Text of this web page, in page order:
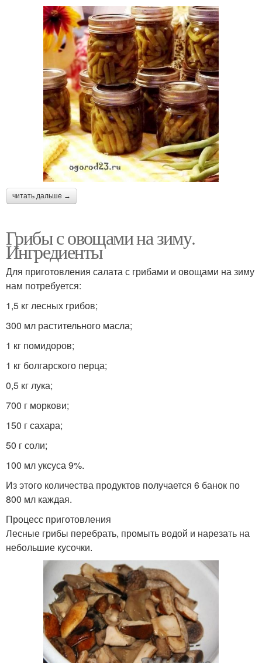
читать дальше →
Грибы с овощами на зиму.
Ингредиенты
Для приготовления салата с грибами и овощами на зиму
нам потребуется:
1,5 кг лесных грибов;
300 мл растительного масла;
1 кг помидоров;
1 кг болгарского перца;
0,5 кг лука;
700 г моркови;
150 г сахара;
50 г соли;
100 мл уксуса 9%.
Из этого количества продуктов получается 6 банок по
800 мл каждая.
Процесс приготовления
Лесные грибы перебрать, промыть водой и нарезать на
небольшие кусочки.